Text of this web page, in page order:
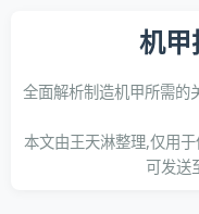
机甲
全面解析制造机甲所需的
本文由王天淋整理,仅用
可发送